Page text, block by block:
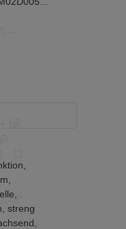
streng